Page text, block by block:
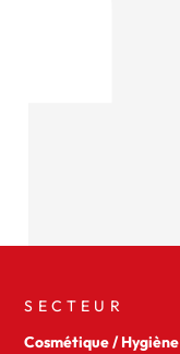
SECTEUR
Cosmétique / Hygiène